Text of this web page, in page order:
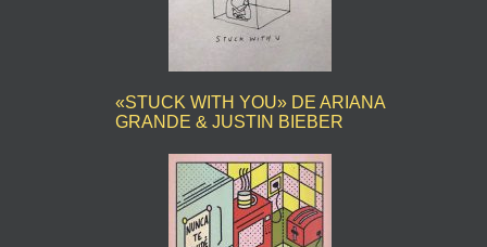
«STUCK WITH YOU» DE ARIANA
GRANDE & JUSTIN BIEBER